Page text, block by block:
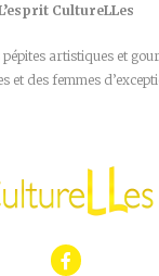
CultureLLes
artistiques et
et des femmes